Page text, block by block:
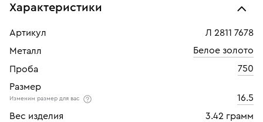
Характеристики
Артикул
Л 2811 7678
Металл
Белое золото
Проба
750
Размер
Изменим размер для вас
16.5
Вес изделия
3.42 грамм